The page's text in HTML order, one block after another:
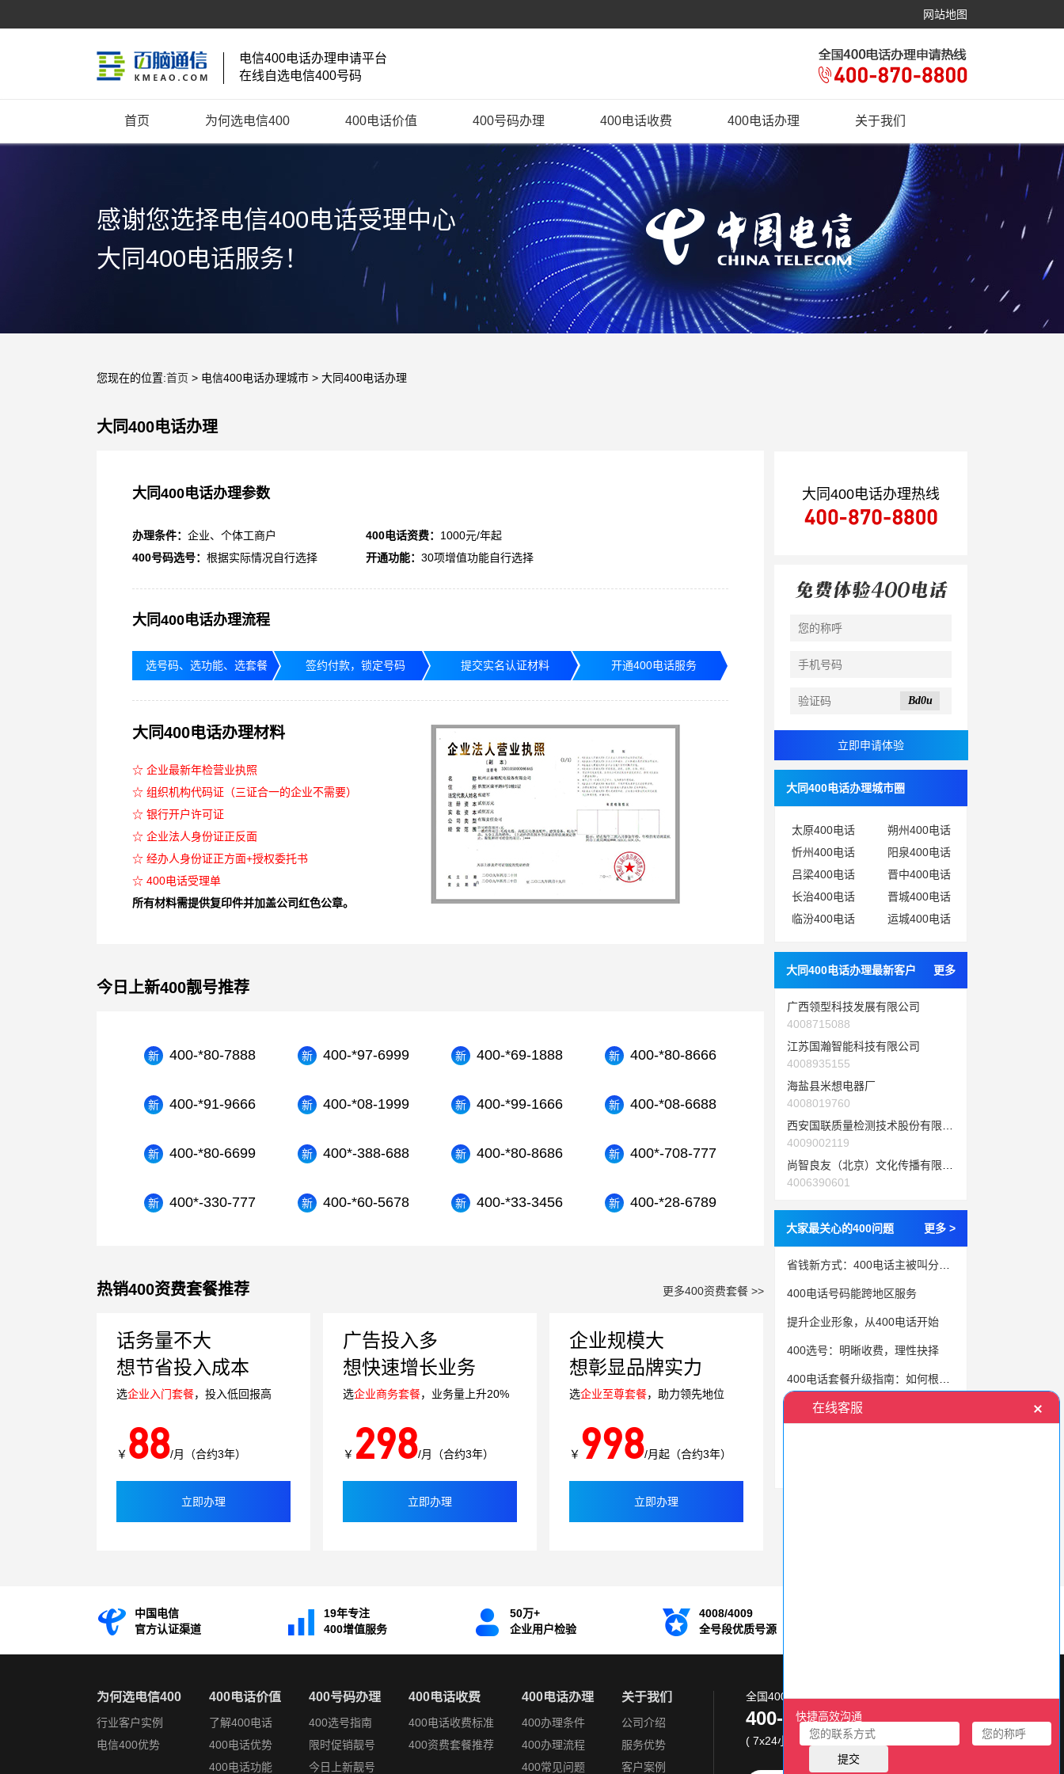
网站地图
电信400电话办理申请平台
在线自选电信400号码
首页 为何选电信400 400电话价值 400号码办理 400电话收费 400电话办理 关于我们
感谢您选择电信400电话受理中心
大同400电话服务！
您现在的位置:首页 > 电信400电话办理城市 > 大同400电话办理
大同400电话办理
大同400电话办理参数
办理条件： 企业、个体工商户
400号码选号： 根据实际情况自行选择
400电话资费： 1000元/年起
开通功能： 30项增值功能自行选择
大同400电话办理流程
选号码、选功能、选套餐 签约付款，锁定号码 提交实名认证材料 开通400电话服务
大同400电话办理材料
☆ 企业最新年检营业执照
☆ 组织机构代码证（三证合一的企业不需要）
☆ 银行开户许可证
☆ 企业法人身份证正反面
☆ 经办人身份证正方面+授权委托书
☆ 400电话受理单
所有材料需提供复印件并加盖公司红色公章。
今日上新400靓号推荐
400-*80-7888 400-*97-6999 400-*69-1888 400-*80-8666
400-*91-9666 400-*08-1999 400-*99-1666 400-*08-6688
400-*80-6699 400*-388-688 400-*80-8686 400*-708-777
400*-330-777 400-*60-5678 400-*33-3456 400-*28-6789
热销400资费套餐推荐 更多400资费套餐 >>
话务量不大
想节省投入成本
选企业入门套餐，投入低回报高
￥ 88/月（合约3年）
立即办理
广告投入多
想快速增长业务
选企业商务套餐，业务量上升20%
￥ 298/月（合约3年）
立即办理
企业规模大
想彰显品牌实力
选企业至尊套餐，助力领先地位
￥ 998/月起（合约3年）
立即办理
大同400电话办理热线
Bd0u
大同400电话办理城市圈
太原400电话
朔州400电话
忻州400电话
阳泉400电话
吕梁400电话
晋中400电话
长治400电话
晋城400电话
临汾400电话
运城400电话
大同400电话办理最新客户 更多
广西领型科技发展有限公司
4008715088
江苏国瀚智能科技有限公司
4008935155
海盐县米想电器厂
4008019760
4009002119
4006390601
大家最关心的400问题 更多 >
400电话号码能跨地区服务
提升企业形象，从400电话开始
400选号：明晰收费，理性抉择
中国电信
官方认证渠道
19年专注
400增值服务
50万+
企业用户检验
4008/4009
全号段优质号源
为何选电信400
行业客户实例
电信400优势
400电话价值
了解400电话
400电话优势
400电话功能
400号码办理
400选号指南
限时促销靓号
今日上新靓号
400电话收费
400电话收费标准
400资费套餐推荐
400电话办理
400办理条件
400办理流程
400常见问题
关于我们
公司介绍
服务优势
客户案例
全国400电话服务热线:
400-870-8800
( 7x24小时 )